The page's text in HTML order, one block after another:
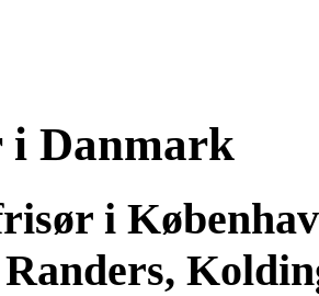
i Danmark
i